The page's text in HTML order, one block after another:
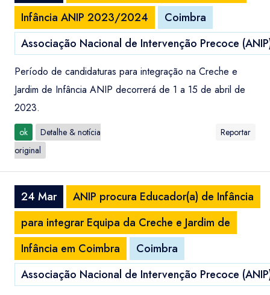
Infância ANIP 2023/2024
Coimbra
Associação Nacional de Intervenção Precoce
Período de candidaturas para integração na Creche e
Jardim de Infância ANIP decorrerá de 1 a 15 de abril de
2023.
ok
Detalhe & notícia
original
Reportar
24 Mar
ANIP procura Educador(a) de Infância
para integrar Equipa da Creche e Jardim de
Infância em Coimbra
Coimbra
Associação Nacional de Intervenção Precoce